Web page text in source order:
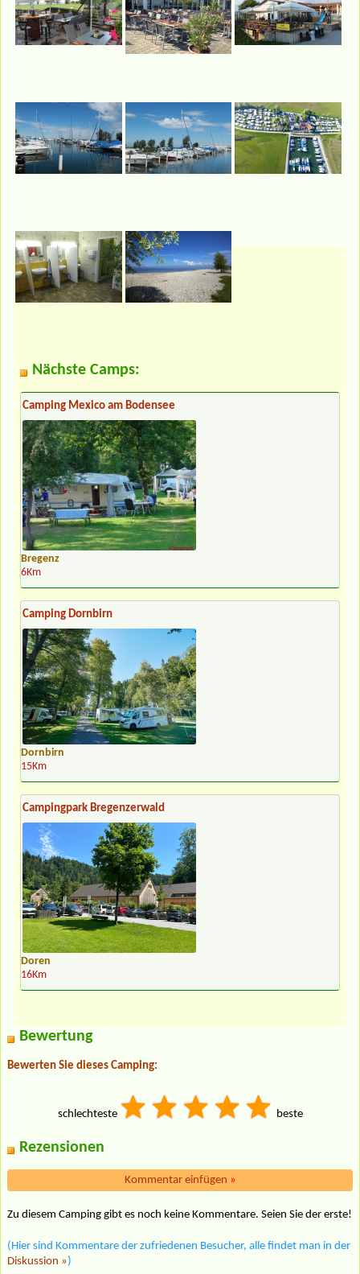
Nächste Camps:
Camping Mexico am Bodensee
Bregenz
6Km
Camping Dornbirn
Dornbirn
15Km
Campingpark Bregenzerwald
Doren
16Km
Bewertung
Bewerten Sie dieses Camping:
schlechteste beste
Rezensionen
Kommentar einfügen »
Zu diesem Camping gibt es noch keine Kommentare. Seien Sie der erste!
(Hier sind Kommentare der zufriedenen Besucher, alle findet man in der
Diskussion »)